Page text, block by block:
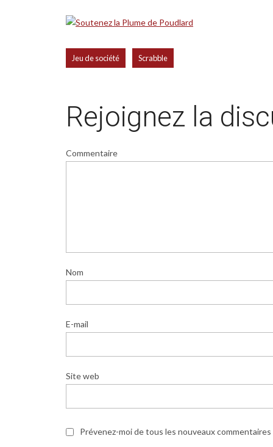
Jeu de société Scrabble
Rejoignez la
Commentaire
Nom
E-mail
Site web
Prévenez-moi de tous les nouveaux commentaires